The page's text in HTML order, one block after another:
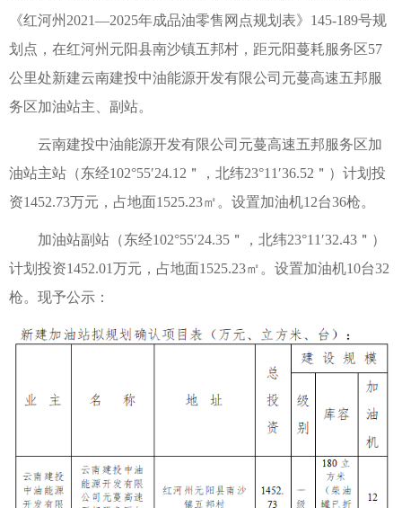
《红河州2021—2025年成品油零售网点规划表》145-189号规
划点，在红河州元阳县南沙镇五邦村，距元阳蔓耗服务区57
公里处新建云南建投中油能源开发有限公司元蔓高速五邦服
务区加油站主、副站。
云南建投中油能源开发有限公司元蔓高速五邦服务区加
油站主站（东经102°55′24.12＂，北纬23°11′36.52＂）计划投
资1452.73万元，占地面1525.23㎡。设置加油机12台36枪。
加油站副站（东经102°55′24.35＂，北纬23°11′32.43＂）
计划投资1452.01万元，占地面1525.23㎡。设置加油机10台32
枪。现予公示：